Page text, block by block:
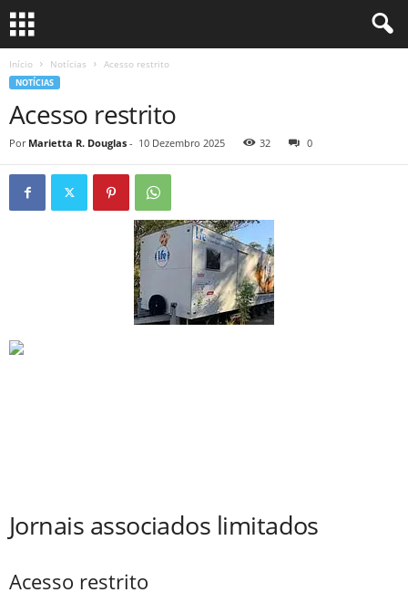
Início Notícias Acesso restrito
NOTÍCIAS
Acesso restrito
Por Marietta R. Douglas - 10 Dezembro 2025 32 0
Jornais associados limitados
Acesso restrito